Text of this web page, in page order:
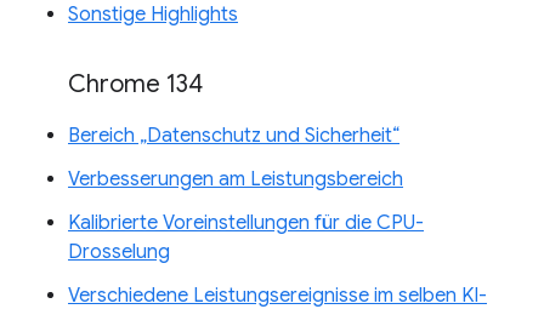
Sonstige Highlights
Chrome 134
Bereich „Datenschutz und Sicherheit“
Verbesserungen am Leistungsbereich
Kalibrierte Voreinstellungen für die CPU-
Drosselung
Verschiedene Leistungsereignisse im selben KI-